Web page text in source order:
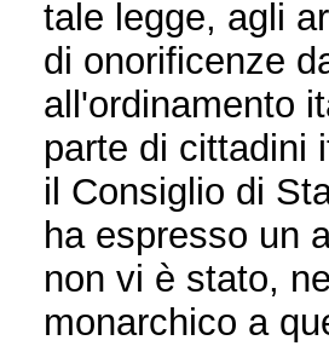
tale legge, agli
di onorificenze
all'ordinamento
parte di cittadini
il Consiglio di
ha espresso un
non vi è stato,
monarchico a